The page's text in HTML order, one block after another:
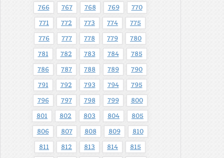
766 767 768 769 770
771 772 773 774 775
776 777 778 779 780
781 782 783 784 785
786 787 788 789 790
791 792 793 794 795
796 797 798 799 800
801 802 803 804 805
806 807 808 809 810
811 812 813 814 815